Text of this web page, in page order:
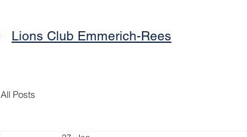
Lions Club Emmerich-Rees
All Posts